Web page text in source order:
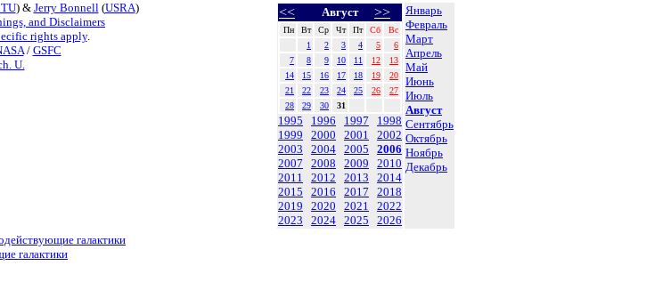
<< Август >>
Пн Вт Ср Чт Пт Сб
Вс
1
2 3 4 5
6
7
8 9 10 11 12
13
14
15 16 17 18 19
20
21
22 23 24 25 26
27
28
29 30 31
1995 1996 1997
1998
1999
2000 2001
2002
2003
2004 2005
2006
2007
2008 2009
2010
2011
2012 2013
2014
2015
2016 2017
2018
2019
2020 2021
2022
2023
2024 2025 2026
Январь
Февраль
Март
Апрель
Май
Июнь
Июль
Август
Сентябрь
Октябрь
Ноябрь
Декабрь
) & Jerry Bonnell(USRA)
and Disclaimers
rights apply.
/ GSFC
U.
галактики
галактики